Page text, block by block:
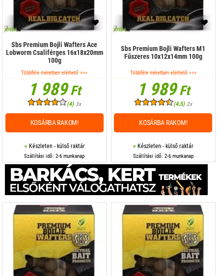
Sbs Premium Bojli Wafters Ace
Lobworm Csaliférges 16x18x20mm
100g
Többféle méretben elérhető >>>
1 989Ft
(4) 3x
Készleten - külső raktár
Szállítási idő: 2-6 munkanap
KOSÁRBA RAKOM!
Sbs Premium Bojli Wafters M1
Fűszeres 10x12x14mm 100g
Többféle méretben elérhető >>>
1 989Ft
(4.5) 2x
Készleten - külső raktár
Szállítási idő: 2-6 munkanap
KOSÁRBA RAKOM!